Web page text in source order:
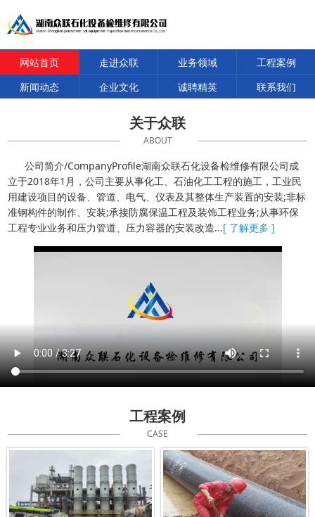
网站首页 走进众联 业务领域
工程案例
新闻动态
企业文化 诚聘精英 联系我们
关于众联
ABOUT
公司简介/CompanyProfile湖南众联石化设备检维修有限公司成
立于2018年1月，公司主要从事化工、石油化工工程的施工，工业民
用建设项目的设备、管道、电气、仪表及其整体生产装置的安装;非标
准钢构件的制作、安装;承接防腐保温工程及装饰工程业务;从事环保
工程专业业务和压力管道、压力容器的安装改造...[ 了解更多 ]
工程案例
CASE